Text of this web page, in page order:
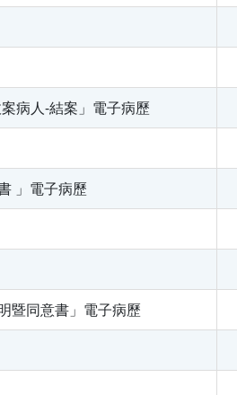
病人-結案」電子病歷
」電子病歷
暨同意書」電子病歷